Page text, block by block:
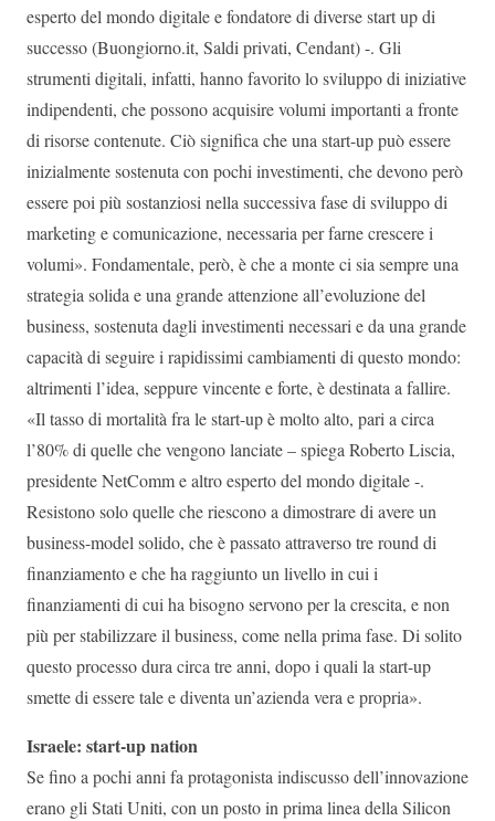
esperto del mondo digitale e fondatore di diverse start up di
successo (Buongiorno.it, Saldi privati, Cendant) -. Gli
strumenti digitali, infatti, hanno favorito lo sviluppo di iniziative
indipendenti, che possono acquisire volumi importanti a fronte
di risorse contenute. Ciò significa che una start-up può essere
inizialmente sostenuta con pochi investimenti, che devono però
essere poi più sostanziosi nella successiva fase di sviluppo di
marketing e comunicazione, necessaria per farne crescere i
volumi». Fondamentale, però, è che a monte ci sia sempre una
strategia solida e una grande attenzione all’evoluzione del
business, sostenuta dagli investimenti necessari e da una grande
capacità di seguire i rapidissimi cambiamenti di questo mondo:
altrimenti l’idea, seppure vincente e forte, è destinata a fallire.
«Il tasso di mortalità fra le start-up è molto alto, pari a circa
l’80% di quelle che vengono lanciate – spiega Roberto Liscia,
presidente NetComm e altro esperto del mondo digitale -.
Resistono solo quelle che riescono a dimostrare di avere un
business-model solido, che è passato attraverso tre round di
finanziamento e che ha raggiunto un livello in cui i
finanziamenti di cui ha bisogno servono per la crescita, e non
più per stabilizzare il business, come nella prima fase. Di solito
questo processo dura circa tre anni, dopo i quali la start-up
smette di essere tale e diventa un’azienda vera e propria».
Israele: start-up nation
Se fino a pochi anni fa protagonista indiscusso dell’innovazione
erano gli Stati Uniti, con un posto in prima linea della Silicon